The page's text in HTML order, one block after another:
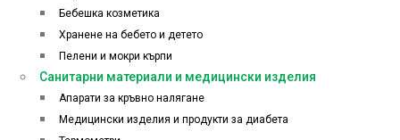
Бебешка козметика
Хранене на бебето и детето
Пелени и мокри кърпи
Санитарни материали и медицински изделия
Апарати за кръвно налягане
Медицински изделия и продукти за диабета